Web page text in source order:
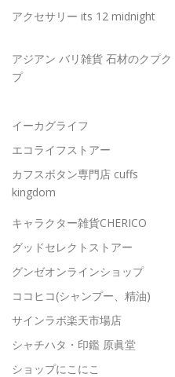
アクセサリー its 12 midnight
アジアン バリ雑貨 石材のクプク
プ
イーカグライフ
エコライフストアー
カフスボタン専門店 cuffs
kingdom
キャラクター雑貨CHERICO
グッドセレクトストアー
グンゼオンラインショップ
ココヒコ(シャンプー、精油)
サインラボ楽天市場店
シャチハタ・印鑑 原眞堂
ショップにこにこ